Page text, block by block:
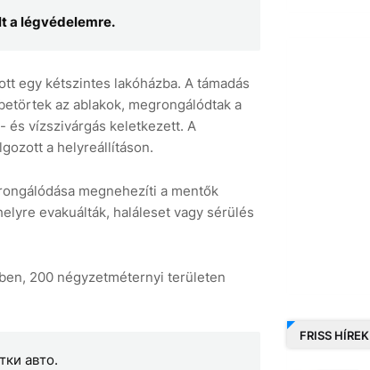
a légvédelemre.
egy kétszintes lakóházba. A támadás
az ablakok, megrongálódtak a
és vízszivárgás keletkezett. A
a helyreállításon.
megnehezíti a mentők
evakuálták, haláleset vagy sérülés
200 négyzetméternyi területen
авто.
FRISS HÍREK